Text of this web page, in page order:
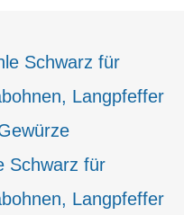
Schwarz für
Langpfeffer